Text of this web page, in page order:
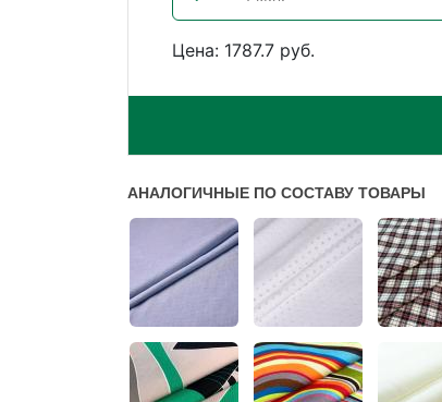
Цена: 1787.7 руб.
АНАЛОГИЧНЫЕ ПО СОСТАВУ ТОВАРЫ